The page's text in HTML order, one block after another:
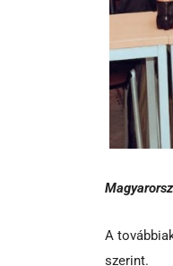
A
szerint.